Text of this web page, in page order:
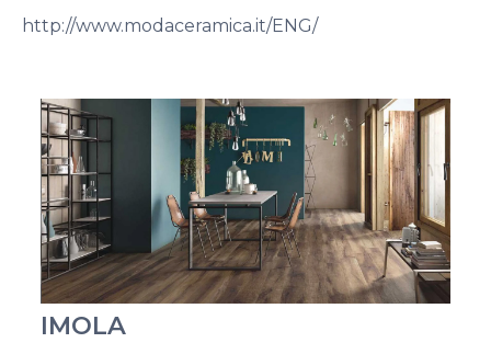
http://www.modaceramica.it/ENG/
IMOLA